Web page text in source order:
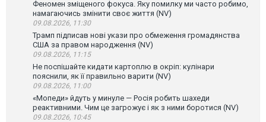
Феномен зміщеного фокуса. Яку помилку ми часто робимо,
намагаючись змінити своє життя (NV)
09.08.2026, 11:30
Трамп підписав нові укази про обмеження громадянства
США за правом народження (NV)
09.08.2026, 11:15
Не поспішайте кидати картоплю в окріп: кулінари
пояснили, як її правильно варити (NV)
09.08.2026, 11:00
«Мопеди» йдуть у минуле — Росія робить шахеди
реактивними. Чим це загрожує і як з ними боротися (NV)
09.08.2026, 10:45